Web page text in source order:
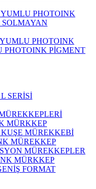
PHOTOINK
PHOTOINK
PHOTOINK PİGMENT
SERİSİ
MÜRKKEP
MÜREKKEBİ
MÜREKKEP
MÜREKKEPLER
MÜRKKEP
FORMAT